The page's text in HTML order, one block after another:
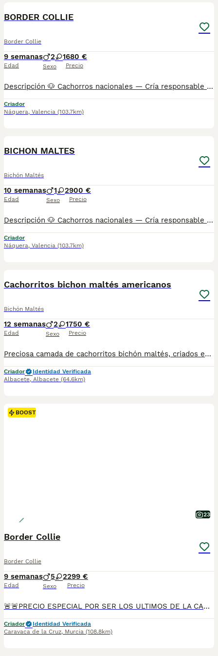
BORDER COLLIE
Border Collie
9 semanas
Edad
2 1
Sexo
680 €
Precio
Descripción 🐶 Cachorros nacionales — Cría responsable 📞 También puedes llamarnos: Mostrar número de teléfono/ Mostrar número de teléfono AMBOS TELÉFONOS DISPONEN DE WHATSAPP (EL FIJO TAMBIÉN) ✅ Entregados a partir de 2 meses de edad 💉 Vacunados y desparasitados 📋 Cartilla sanitaria incluida 🛡️ Garantía de 15 días por enfermedades víricas 🛡️ Garantía de 2 años por enfermedades congénitas 📄 Contrato factura 🔬 Microchip implantado 🌍 Pasaporte canino 🏆 Opción de pedigree o certificado de raza Los precios varían en función de las características y la morfología de cada cachorro. 🏠 Centro canino con núcleo zoológico autorizado. Todos nuestros cachorros son nacionales. Puedes visitar nuestras instalaciones cuando quieras. 🔬 Microchip: Mostrar número de teléfono 📍 Núcleo Zoológico: ES461781000030
Criador
Náquera, Valencia (103.7km)
BICHON MALTES
Bichón Maltés
10 semanas
Edad
1 2
Sexo
900 €
Precio
Descripción 🐶 Cachorros nacionales — Cría responsable 📞 También puedes llamarnos: Mostrar número de teléfono/ Mostrar número de teléfono AMBOS TELÉFONOS DISPONEN DE WHATSAPP (EL FIJO TAMBIÉN) ✅ Entregados a partir de 2 meses de edad 💉 Vacunados y desparasitados 📋 Cartilla sanitaria incluida 🛡️ Garantía de 15 días por enfermedades víricas 🛡️ Garantía de 2 años por enfermedades congénitas 📄 Contrato factura 🔬 Microchip implantado 🌍 Pasaporte canino 🏆 Opción de pedigree o certificado de raza Los precios varían en función de las características y la morfología de cada cachorro. 🏠 Centro canino con núcleo zoológico autorizado. Todos nuestros cachorros son nacionales. Puedes visitar nuestras instalaciones cuando quieras. 🔬 Microchip: Mostrar número de teléfono 📍 Núcleo Zoológico: ES461781000030
Criador
Náquera, Valencia (103.7km)
Cachorritos bichon maltés americanos
Bichón Maltés
12 semanas
Edad
2 1
Sexo
750 €
Precio
Preciosa camada de cachorritos bichón maltés, criados en ambiente familiar, tenemos tanto machos como hembras, nos encontramos en Albacete. Se entregan vacunados, desparasitados, garantía contra enfermedades, microchip y pasaporte. Macho:750€ Hembra:950€ ¡No dudes en agendar una cita para venir a conocernos!
Criador
Identidad Verificada
Albacete, Albacete (64.6km)
BOOST
23
Border Collie
Border Collie
9 semanas
Edad
5 2
Sexo
299 €
Precio
🚨🚨PRECIO ESPECIAL POR SER LOS ULTIMOS DE LA CAMADA🚨🚨🚨Disponemos de camada de Border Collie los cuales son de un pelaje espectacular siendo rojos australiano y color sable teniendo la mayoría los ojos azules o un ojo de cada color, parecen pintados a mano. Nuestros Border Collie viven con nosotros en el campo y están sociabilizados con nuestros hijos pequeños siendo muy buenos los papás con toda la familia. Nuestros peques se entregan desparasitaros, con dos vacunas, revisión veterinaria y contrato de garantías víricas y congénitas. Además con el peque se entrega cesta de bienvenida de Royal Canin que incluye saco de pienso para que sigan comiendo el mismo. Si estás buscando un Border Collie diferente y sabiendo que es la raza más inteligente del mundo no lo dudes y lo te en contacto con nosotros y le informamos sin compromiso. Un saludo
Criador
Identidad Verificada
Caravaca de la Cruz, Murcia (108.8km)